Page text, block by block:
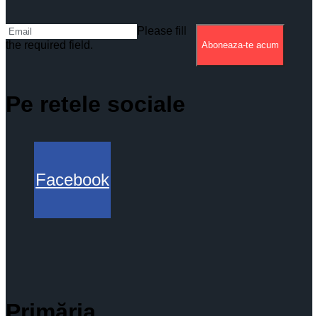
Please fill
the required field.
Aboneaza-te acum
Pe retele sociale
Facebook